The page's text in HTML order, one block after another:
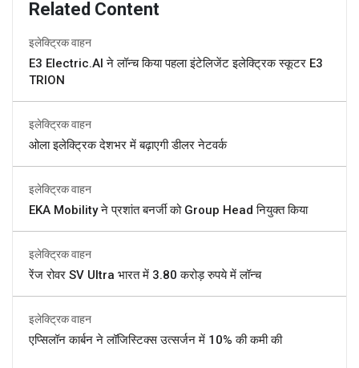
Related Content
इलेक्ट्रिक वाहन
E3 Electric.AI ने लॉन्च किया पहला इंटेलिजेंट इलेक्ट्रिक स्कूटर E3
TRION
इलेक्ट्रिक वाहन
ओला इलेक्ट्रिक देशभर में बढ़ाएगी डीलर नेटवर्क
इलेक्ट्रिक वाहन
EKA Mobility ने प्रशांत बनर्जी को Group Head नियुक्त किया
इलेक्ट्रिक वाहन
रेंज रोवर SV Ultra भारत में 3.80 करोड़ रुपये में लॉन्च
इलेक्ट्रिक वाहन
एप्सिलॉन कार्बन ने लॉजिस्टिक्स उत्सर्जन में 10% की कमी की